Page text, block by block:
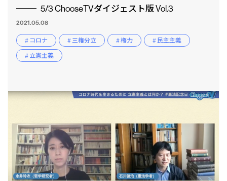
5/3 ChooseTVダイジェスト版 Vol.3
2021.05.08
# コロナ # 三権分立 # 権力
# 民主主義
# 立憲主義